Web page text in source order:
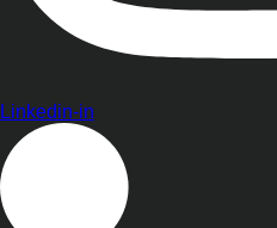
Linkedin-in